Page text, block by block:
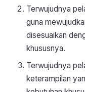
Terwujudnya
guna
disesuaikan
khususnya.
Terwujudnya
keterampilan